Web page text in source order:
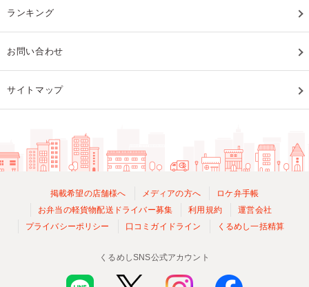
ランキング
お問い合わせ
サイトマップ
掲載希望の店舗様へ メディアの方へ
ロケ弁手帳
お弁当の軽貨物配送ドライバー募集
利用規約
運営会社
プライバシーポリシー
口コミガイドライン くるめし一括精算
くるめしSNS公式アカウント